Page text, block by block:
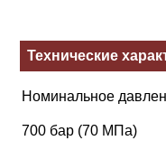
Технические
Номинальное
700 бар (70 МПа)